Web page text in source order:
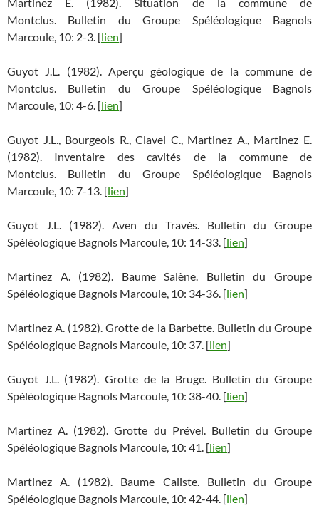
Montclus. Bulletin du Groupe Spéléologique Bagnols
Marcoule, 10: 2-3. [lien]
Guyot J.L. (1982). Aperçu géologique de la commune de
Montclus. Bulletin du Groupe Spéléologique Bagnols
Marcoule, 10: 4-6. [lien]
Guyot J.L., Bourgeois R., Clavel C., Martinez A., Martinez E.
(1982). Inventaire des cavités de la commune de
Montclus. Bulletin du Groupe Spéléologique Bagnols
Marcoule, 10: 7-13. [lien]
Guyot J.L. (1982). Aven du Travès. Bulletin du Groupe
Spéléologique Bagnols Marcoule, 10: 14-33. [lien]
Martinez A. (1982). Baume Salène. Bulletin du Groupe
Spéléologique Bagnols Marcoule, 10: 34-36. [lien]
Martinez A. (1982). Grotte de la Barbette. Bulletin du Groupe
Spéléologique Bagnols Marcoule, 10: 37. [lien]
Guyot J.L. (1982). Grotte de la Bruge. Bulletin du Groupe
Spéléologique Bagnols Marcoule, 10: 38-40. [lien]
Martinez A. (1982). Grotte du Prével. Bulletin du Groupe
Spéléologique Bagnols Marcoule, 10: 41. [lien]
Martinez A. (1982). Baume Caliste. Bulletin du Groupe
Spéléologique Bagnols Marcoule, 10: 42-44. [lien]